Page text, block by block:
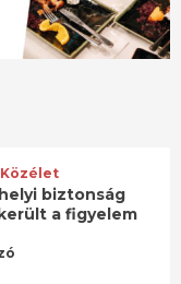
Közélet
biztonság
a figyelem